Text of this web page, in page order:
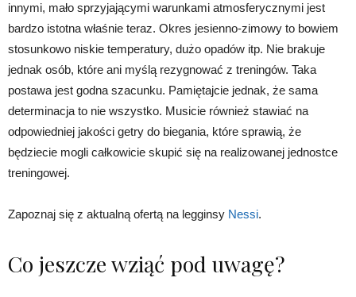
innymi, mało sprzyjającymi warunkami atmosferycznymi jest
bardzo istotna właśnie teraz. Okres jesienno-zimowy to bowiem
stosunkowo niskie temperatury, dużo opadów itp. Nie brakuje
jednak osób, które ani myślą rezygnować z treningów. Taka
postawa jest godna szacunku. Pamiętajcie jednak, że sama
determinacja to nie wszystko. Musicie również stawiać na
odpowiedniej jakości getry do biegania, które sprawią, że
będziecie mogli całkowicie skupić się na realizowanej jednostce
treningowej.
Zapoznaj się z aktualną ofertą na legginsy Nessi.
Co jeszcze wziąć pod uwagę?